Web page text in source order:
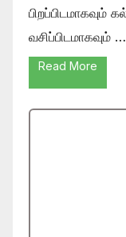
வசிப்பிடமாகவும் …
Read More